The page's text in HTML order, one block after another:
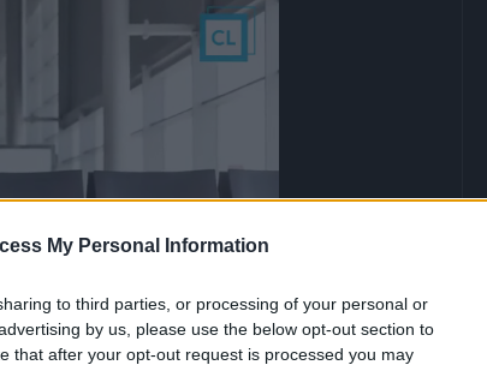
My Personal Information
to third parties, or processing of your personal or
by us, please use the below opt-out section to
that after your opt-out request is processed you may